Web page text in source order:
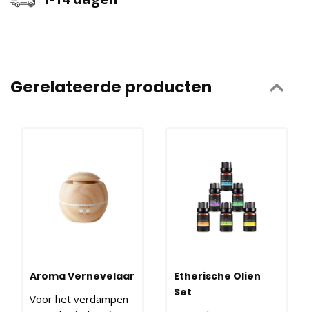
Gerelateerde producten
Aroma Vernevelaar
Voor het verdampen
Etherische Olien
Set